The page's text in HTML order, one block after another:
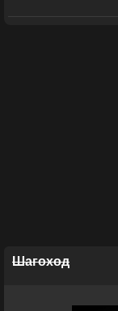
Шагоxод